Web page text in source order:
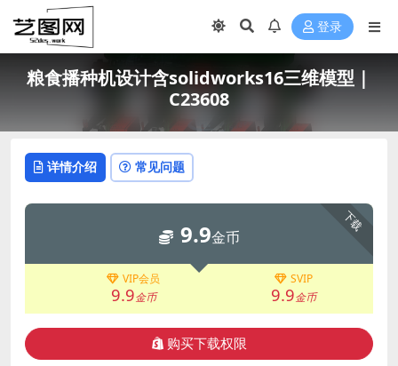
登录
粮食播种机设计含solidworks16三维模型｜
C23608
详情介绍 常见问题
下载
9.9金币
VIP会员
9.9金币
SVIP
9.9金币
购买下载权限